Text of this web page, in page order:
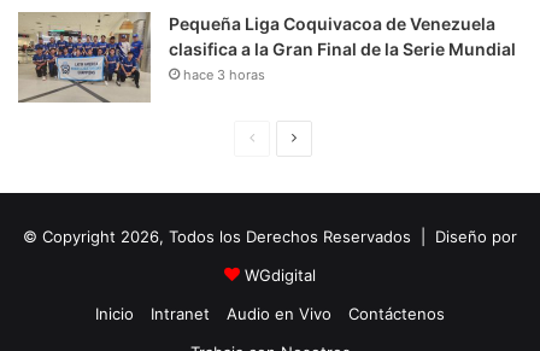
Pequeña Liga Coquivacoa de Venezuela
clasifica a la Gran Final de la Serie Mundial
hace 3 horas
i
n
a
u
i
e
© Copyright 2026, Todos los Derechos Reservados | Diseño por
WGdigital
Inicio
Intranet Audio en Vivo
Contáctenos